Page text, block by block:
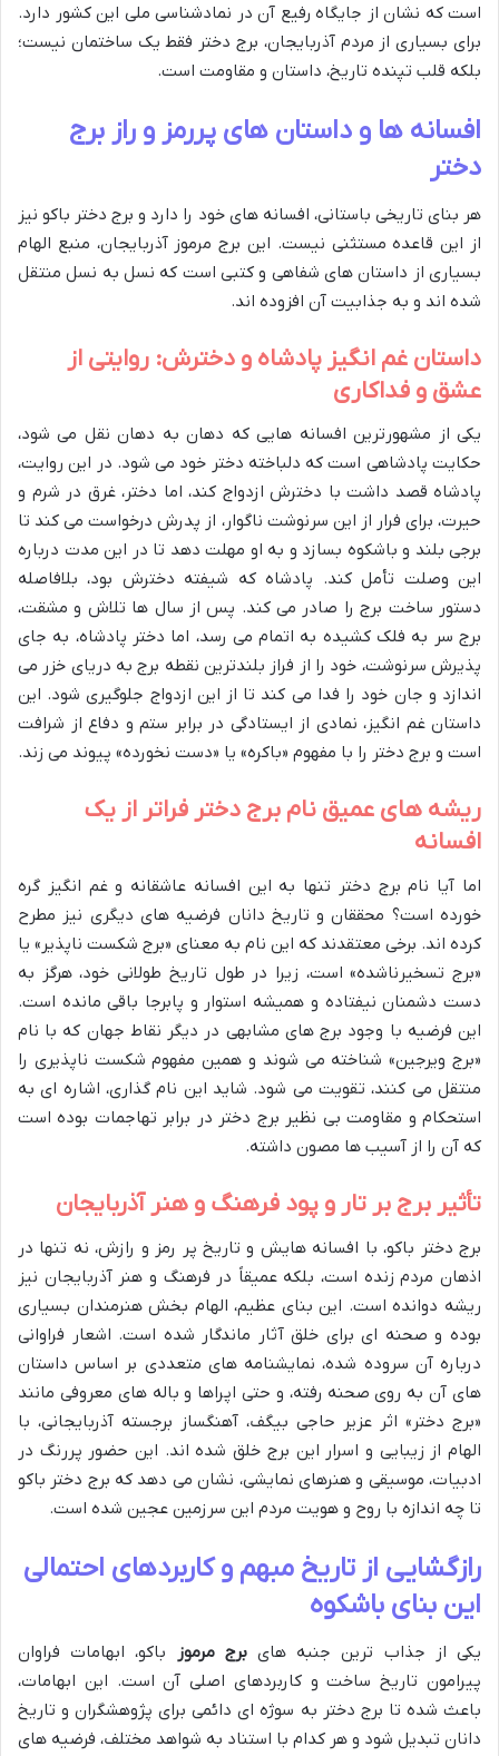
است که نشان از جایگاه رفیع آن در نمادشناسی ملی این کشور دارد.
برای بسیاری از مردم آذربایجان، برج دختر فقط یک ساختمان نیست؛
بلکه قلب تپنده تاریخ، داستان و مقاومت است.
افسانه ها و داستان های پررمز و راز برج
دختر
هر بنای تاریخی باستانی، افسانه های خود را دارد و برج دختر باکو نیز
از این قاعده مستثنی نیست. این برج مرموز آذربایجان، منبع الهام
بسیاری از داستان های شفاهی و کتبی است که نسل به نسل منتقل
شده اند و به جذابیت آن افزوده اند.
داستان غم انگیز پادشاه و دخترش: روایتی از
عشق و فداکاری
یکی از مشهورترین افسانه هایی که دهان به دهان نقل می شود،
حکایت پادشاهی است که دلباخته دختر خود می شود. در این روایت،
پادشاه قصد داشت با دخترش ازدواج کند، اما دختر، غرق در شرم و
حیرت، برای فرار از این سرنوشت ناگوار، از پدرش درخواست می کند تا
برجی بلند و باشکوه بسازد و به او مهلت دهد تا در این مدت درباره
این وصلت تأمل کند. پادشاه که شیفته دخترش بود، بلافاصله
دستور ساخت برج را صادر می کند. پس از سال ها تلاش و مشقت،
برج سر به فلک کشیده به اتمام می رسد، اما دختر پادشاه، به جای
پذیرش سرنوشت، خود را از فراز بلندترین نقطه برج به دریای خزر می
اندازد و جان خود را فدا می کند تا از این ازدواج جلوگیری شود. این
داستان غم انگیز، نمادی از ایستادگی در برابر ستم و دفاع از شرافت
است و برج دختر را با مفهوم «باکره» یا «دست نخورده» پیوند می زند.
ریشه های عمیق نام برج دختر فراتر از یک
افسانه
اما آیا نام برج دختر تنها به این افسانه عاشقانه و غم انگیز گره
خورده است؟ محققان و تاریخ دانان فرضیه های دیگری نیز مطرح
کرده اند. برخی معتقدند که این نام به معنای «برج شکست ناپذیر» یا
«برج تسخیرناشده» است، زیرا در طول تاریخ طولانی خود، هرگز به
دست دشمنان نیفتاده و همیشه استوار و پابرجا باقی مانده است.
این فرضیه با وجود برج های مشابهی در دیگر نقاط جهان که با نام
«برج ویرجین» شناخته می شوند و همین مفهوم شکست ناپذیری را
منتقل می کنند، تقویت می شود. شاید این نام گذاری، اشاره ای به
استحکام و مقاومت بی نظیر برج دختر در برابر تهاجمات بوده است
که آن را از آسیب ها مصون داشته.
تأثیر برج بر تار و پود فرهنگ و هنر آذربایجان
برج دختر باکو، با افسانه هایش و تاریخ پر رمز و رازش، نه تنها در
اذهان مردم زنده است، بلکه عمیقاً در فرهنگ و هنر آذربایجان نیز
ریشه دوانده است. این بنای عظیم، الهام بخش هنرمندان بسیاری
بوده و صحنه ای برای خلق آثار ماندگار شده است. اشعار فراوانی
درباره آن سروده شده، نمایشنامه های متعددی بر اساس داستان
های آن به روی صحنه رفته، و حتی اپراها و باله های معروفی مانند
«برج دختر» اثر عزیر حاجی بیگف، آهنگساز برجسته آذربایجانی، با
الهام از زیبایی و اسرار این برج خلق شده اند. این حضور پررنگ در
ادبیات، موسیقی و هنرهای نمایشی، نشان می دهد که برج دختر باکو
تا چه اندازه با روح و هویت مردم این سرزمین عجین شده است.
رازگشایی از تاریخ مبهم و کاربردهای احتمالی
این بنای باشکوه
یکی از جذاب ترین جنبه هایبرج مرموز
باکو، ابهامات فراوان
پیرامون تاریخ ساخت و کاربردهای اصلی آن است. این ابهامات،
باعث شده تا برج دختر به سوژه ای دائمی برای پژوهشگران و تاریخ
دانان تبدیل شود و هر کدام با استناد به شواهد مختلف، فرضیه های